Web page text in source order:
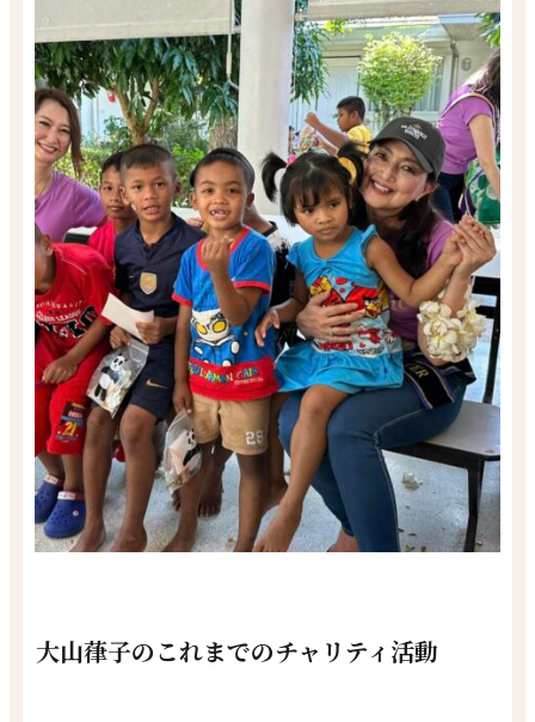
大山葎子のこれまでのチャリティ活動